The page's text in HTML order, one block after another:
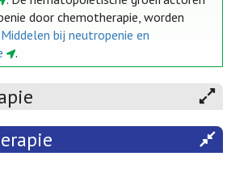
door chemotherapie, worden
bij neutropenie en
.